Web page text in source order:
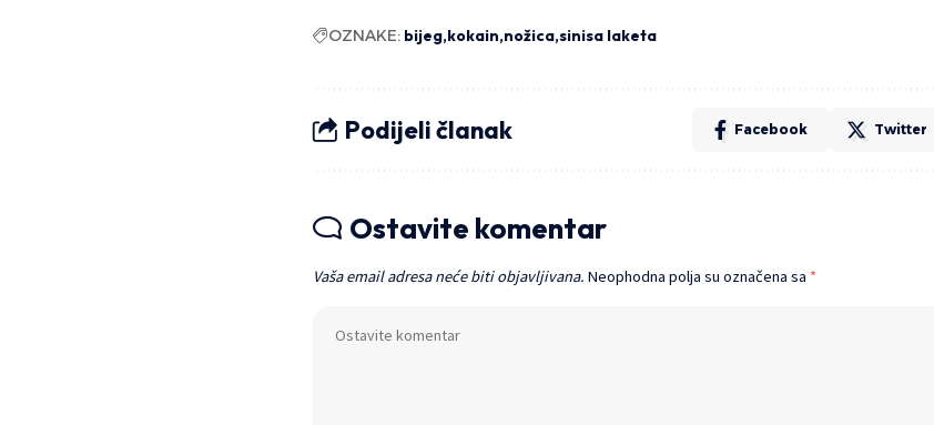
OZNAKE: bijeg kokain nožica sinisa laketa
Podijeli članak Facebook Twitter
Ostavite komentar
Vaša email adresa neće biti objavljivana. Neophodna polja su označena sa *